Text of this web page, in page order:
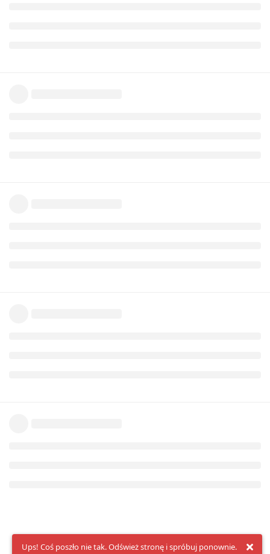
Ups! Coś poszło nie tak. Odśwież stronę i spróbuj ponownie.